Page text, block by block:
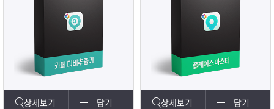
상세보기 담기 상세보기 담기